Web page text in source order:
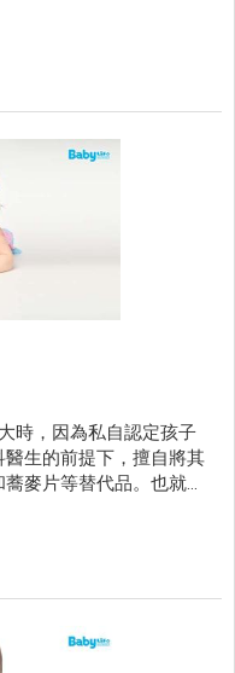
時，因為私自認定孩子
生的前提下，擅自將其
麥片等替代品。也就是
料4個月後，寶寶因營